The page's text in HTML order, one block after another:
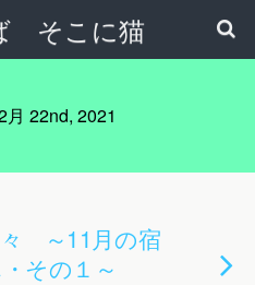
そこに猫
月 22nd, 2021
～11月の宿
その１～